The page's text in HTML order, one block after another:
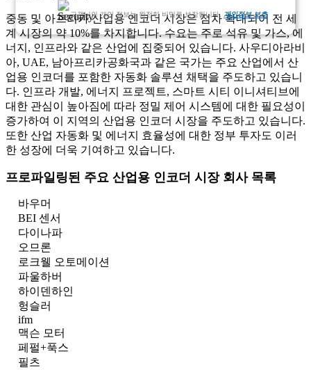
고객님의 개인 정보는 완전히 비밀로 보장됩니다. 개인정보 보호
중동 및 아프리카 산업용 엔코더 시장은 점차 확대되어 전 세
계 시장의 약 10%를 차지합니다. 수요는 주로 석유 및 가스, 에
너지, 인프라와 같은 산업에 집중되어 있습니다. 사우디아라비
아, UAE, 남아프리카공화국과 같은 국가는 주요 산업에서 산
업용 인코더를 포함한 자동화 솔루션 채택을 주도하고 있습니
다. 인프라 개발, 에너지 프로젝트, 스마트 시티 이니셔티브에
대한 관심이 높아짐에 따라 정밀 제어 시스템에 대한 필요성이
증가하여 이 지역의 산업용 인코더 시장을 주도하고 있습니다.
또한 산업 자동화 및 에너지 효율성에 대한 정부 투자도 이러
한 성장에 더욱 기여하고 있습니다.
프로파일링된 주요 산업용 인코더 시장 회사 목록
바우머
BEI 센서
다이나파
오므론
로크웰 오토메이션
파울하버
하이덴하인
헝슬러
ifm
맥슨 모터
페펄+푹스
필츠